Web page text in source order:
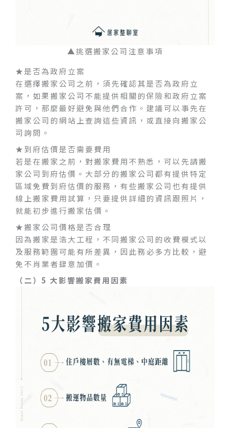
▲挑選搬家公司注意事項
★是否為政府立案
在選擇搬家公司之前，須先確認其是否為政府立
案，如果搬家公司不能提供相關的保險和政府立案
許可，那麼最好避免與他們合作。建議可以事先在
搬家公司的網站上查詢這些資訊，或直接向搬家公
司詢問。
★到府估價是否需要費用
若是在搬家之前，對搬家費用不熟悉，可以先請搬
家公司到府估價。大部分的搬家公司都有提供特定
區域免費到府估價的服務，有些搬家公司也有提供
線上搬家費用試算，只要提供詳細的資訊跟照片，
就能初步進行搬家估價。
★搬家公司價格是否合理
因為搬家是浩大工程，不同搬家公司的收費模式以
及服務範圍可能有所差異，因此務必多方比較，避
免不肖業者肆意加價。
（二）5 大影響搬家費用因素